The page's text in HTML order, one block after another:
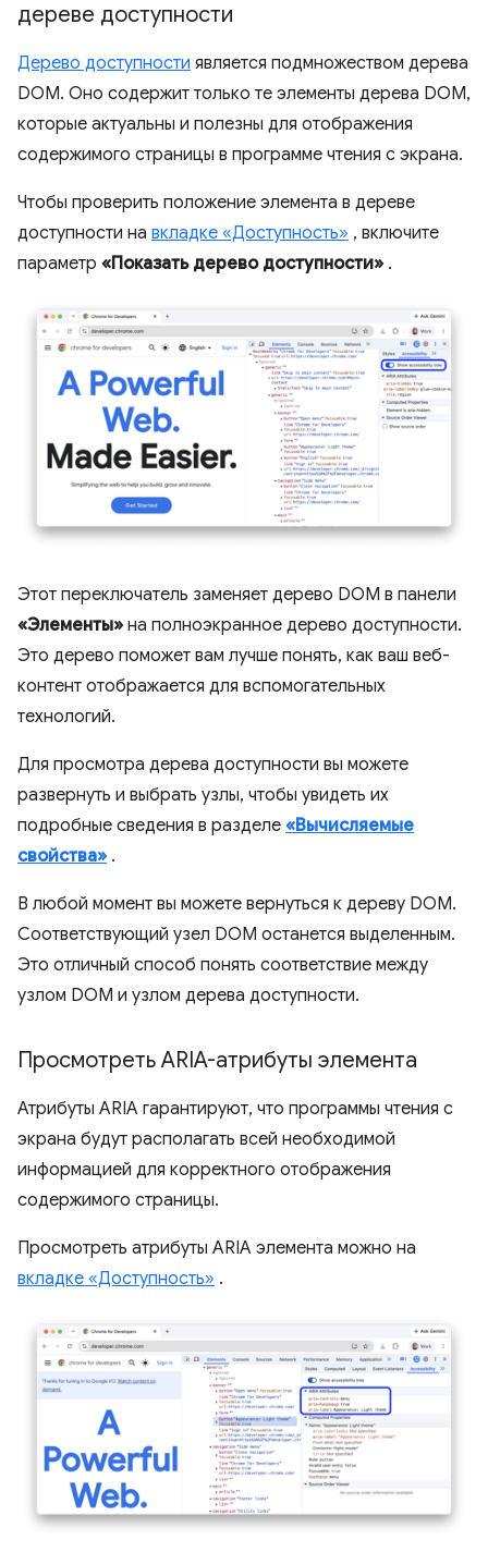
дереве доступности
Дерево доступности является подмножеством дерева
DOM. Оно содержит только те элементы дерева DOM,
которые актуальны и полезны для отображения
содержимого страницы в программе чтения с экрана.
Чтобы проверить положение элемента в дереве
доступности на вкладке «Доступность» , включите
параметр «Показать дерево доступности» .
Этот переключатель заменяет дерево DOM в панели
«Элементы» на полноэкранное дерево доступности.
Это дерево поможет вам лучше понять, как ваш веб-
контент отображается для вспомогательных
технологий.
Для просмотра дерева доступности вы можете
развернуть и выбрать узлы, чтобы увидеть их
подробные сведения в разделе «Вычисляемые
свойства» .
В любой момент вы можете вернуться к дереву DOM.
Соответствующий узел DOM останется выделенным.
Это отличный способ понять соответствие между
узлом DOM и узлом дерева доступности.
Просмотреть ARIA-атрибуты элемента
Атрибуты ARIA гарантируют, что программы чтения с
экрана будут располагать всей необходимой
информацией для корректного отображения
содержимого страницы.
Просмотреть атрибуты ARIA элемента можно на
вкладке «Доступность» .